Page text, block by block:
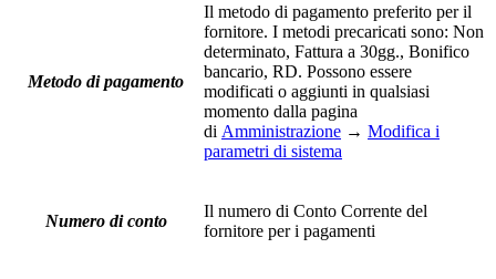
Metodo di pagamento
Il metodo di pagamento preferito per il
fornitore. I metodi precaricati sono: Non
determinato, Fattura a 30gg., Bonifico
bancario, RD. Possono essere
modificati o aggiunti in qualsiasi
momento dalla pagina
di Amministrazione → Modifica i
parametri di sistema
Numero di conto
Il numero di Conto Corrente del
fornitore per i pagamenti